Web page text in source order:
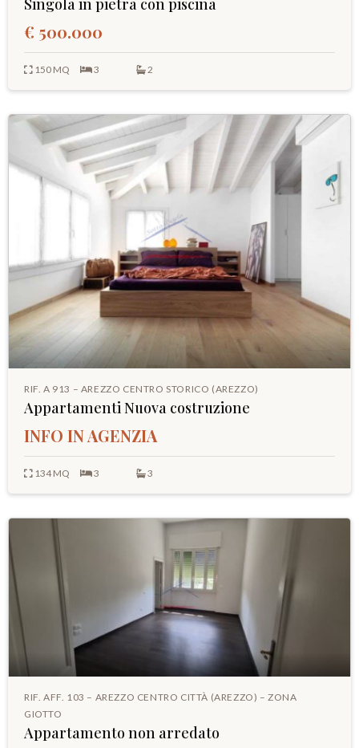
€ 500.000
150 MQ 3 2
RIF. A 913 – AREZZO CENTRO STORICO (AREZZO)
Appartamenti Nuova costruzione
INFO IN AGENZIA
134 MQ 3 3
RIF. AFF. 103 – AREZZO CENTRO CITTÀ (AREZZO) – ZONA
GIOTTO
Appartamento non arredato